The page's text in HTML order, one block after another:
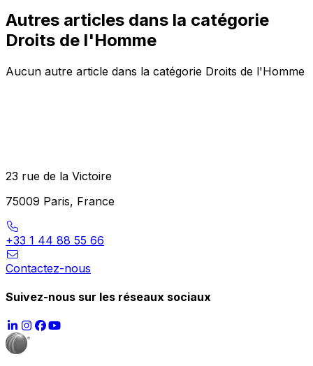
Autres articles dans la catégorie
Droits de l'Homme
Aucun autre article dans la catégorie Droits de l'Homme
23 rue de la Victoire
75009 Paris, France
+33 1 44 88 55 66
Contactez-nous
Suivez-nous sur les réseaux sociaux